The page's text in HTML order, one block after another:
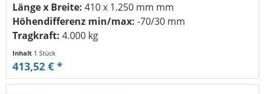
Länge x Breite: 410 x 1.250 mm mm
Höhendifferenz min/max: -70/30 mm
Tragkraft: 4.000 kg
Inhalt 1 Stück
413,52 € *